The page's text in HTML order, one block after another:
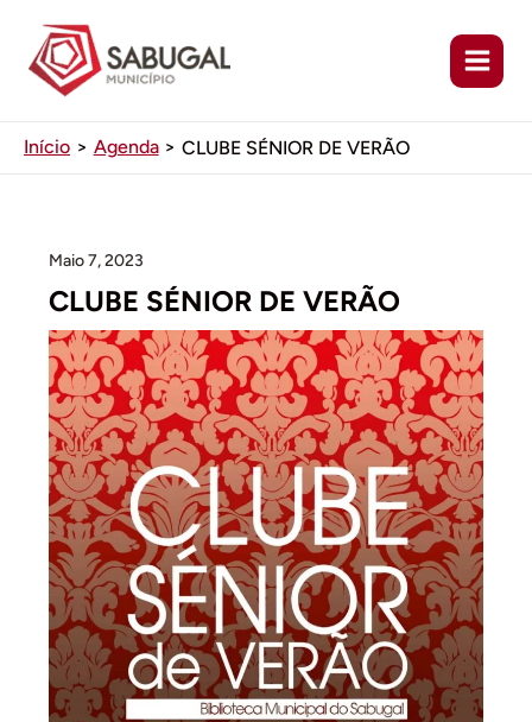
conteúdo
Início Agenda CLUBE SÉNIOR DE VERÃO
Maio 7, 2023
CLUBE SÉNIOR DE VERÃO